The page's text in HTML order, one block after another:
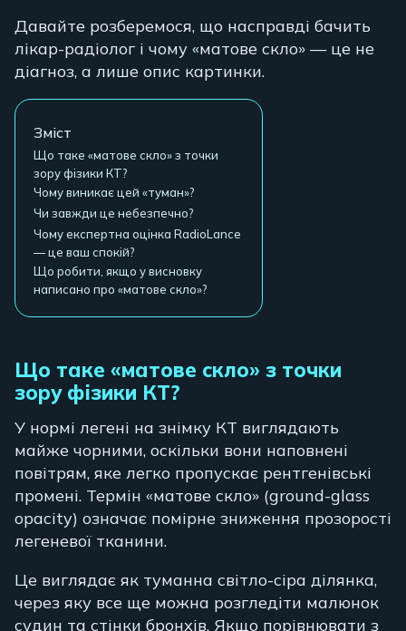
Давайте розберемося, що насправді бачить
лікар-радіолог і чому «матове скло» — це не
діагноз, а лише опис картинки.
Зміст
Що таке «матове скло» з точки
зору фізики КТ?
Чому виникає цей «туман»?
Чи завжди це небезпечно?
Чому експертна оцінка RadioLance
— це ваш спокій?
Що робити, якщо у висновку
написано про «матове скло»?
Що таке «матове скло» з точки
зору фізики КТ?
У нормі легені на знімку КТ виглядають
майже чорними, оскільки вони наповнені
повітрям, яке легко пропускає рентгенівські
промені. Термін «матове скло» (ground-glass
opacity) означає помірне зниження прозорості
легеневої тканини.
Це виглядає як туманна світло-сіра ділянка,
через яку все ще можна розгледіти малюнок
судин та стінки бронхів. Якщо порівнювати з